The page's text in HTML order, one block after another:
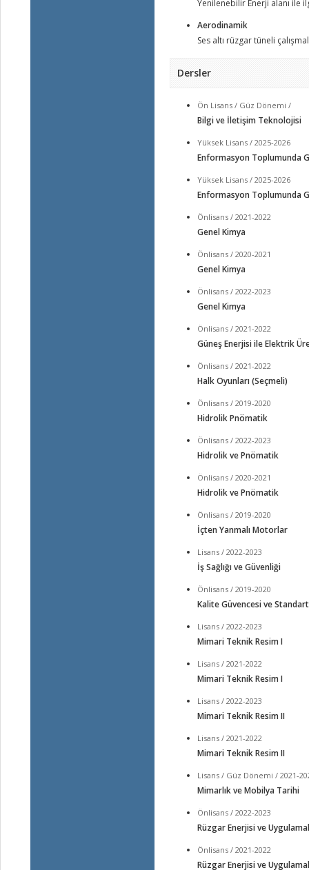
Yenilenebilir Enerji alanı ile
Aerodinamik
Ses altı rüzgar tüneli
Dersler
Ön Lisans / Güz Dönemi /
Bilgi ve İletişim Teknolojisi
Yüksek Lisans / 2025-2026
Enformasyon Toplumunda
Yüksek Lisans / 2025-2026
Enformasyon Toplumunda
Önlisans / 2021-2022
Genel Kimya
Önlisans / 2020-2021
Genel Kimya
Önlisans / 2022-2023
Genel Kimya
Önlisans / 2021-2022
Güneş Enerjisi ile Elektrik
Önlisans / 2021-2022
Halk Oyunları (Seçmeli)
Önlisans / 2019-2020
Hidrolik Pnömatik
Önlisans / 2022-2023
Hidrolik ve Pnömatik
Önlisans / 2020-2021
Hidrolik ve Pnömatik
Önlisans / 2019-2020
İçten Yanmalı Motorlar
Lisans / 2022-2023
İş Sağlığı ve Güvenliği
Önlisans / 2019-2020
Kalite Güvencesi ve
Lisans / 2022-2023
Mimari Teknik Resim I
Lisans / 2021-2022
Mimari Teknik Resim I
Lisans / 2022-2023
Mimari Teknik Resim II
Lisans / 2021-2022
Mimari Teknik Resim II
Lisans / Güz Dönemi / 2021-
Mimarlık ve Mobilya Tarihi
Önlisans / 2022-2023
Rüzgar Enerjisi ve
Önlisans / 2021-2022
Rüzgar Enerjisi ve